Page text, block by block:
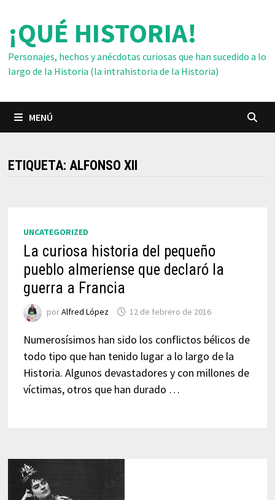
contenido
¡QUÉ HISTORIA!
Personajes, hechos y anécdotas curiosas que han sucedido a lo
largo de la Historia (la intrahistoria de la Historia)
MENÚ
ETIQUETA: ALFONSO XII
UNCATEGORIZED
La curiosa historia del pequeño
pueblo almeriense que declaró la
guerra a Francia
porAlfred López 12 de febrero de 2016
Numerosísimos han sido los conflictos bélicos de
todo tipo que han tenido lugar a lo largo de la
Historia. Algunos devastadores y con millones de
víctimas, otros que han durado …